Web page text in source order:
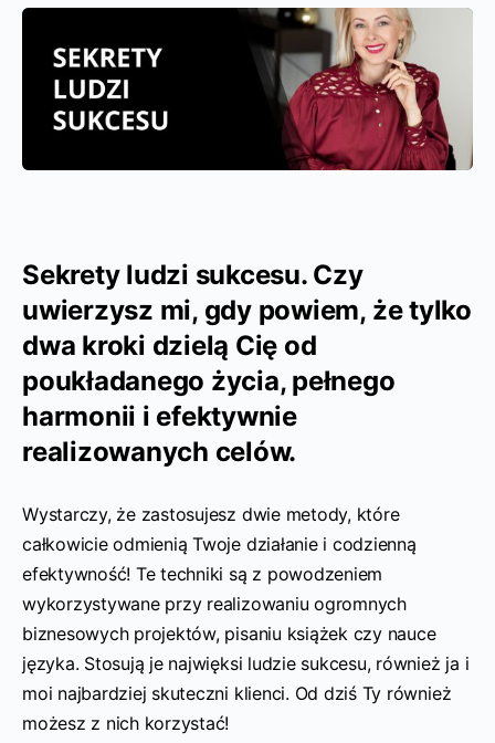
Sekrety ludzi sukcesu. Czy
uwierzysz mi, gdy powiem, że tylko
dwa kroki dzielą Cię od
poukładanego życia, pełnego
harmonii i efektywnie
realizowanych celów.
Wystarczy, że zastosujesz dwie metody, które
całkowicie odmienią Twoje działanie i codzienną
efektywność! Te techniki są z powodzeniem
wykorzystywane przy realizowaniu ogromnych
biznesowych projektów, pisaniu książek czy nauce
języka. Stosują je najwięksi ludzie sukcesu, również ja i
moi najbardziej skuteczni klienci. Od dziś Ty również
możesz z nich korzystać!